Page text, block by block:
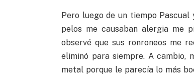
Pero luego de un tiempo Pascual
pelos me causaban alergia me
observé que sus ronroneos me
eliminó para siempre. A cambio,
metal porque le parecía lo más